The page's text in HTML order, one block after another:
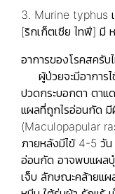
3. Murine typhus
[ริกเก็ตเซีย ไทฟี] มี
อาการของโรคสครับ
ผู้ป่วยจะมีอาการไ
ปวดกระบอกตา ตาแ
แผลที่ถูกไรอ่อนกัด
(Maculopapular
ภายหลังมีไข้ 4-5 วั
อ่อนกัด อาจพบแผลบุ๋
เจ็บ ลักษณะคล้ายแ